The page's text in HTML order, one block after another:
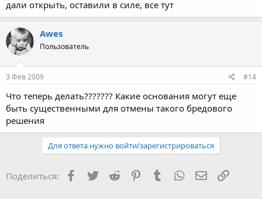
дали открыть, оставили в силе, все тут
Awes
Пользователь
3 Фев 2009 #14
Что теперь делать??????? Какие основания могут еще
быть существенными для отмены такого бредового
решения
Для ответа нужно войти/зарегистрироваться
Поделиться: Facebook
TwitterReddit PinterestTumblr WhatsApp Ссылка